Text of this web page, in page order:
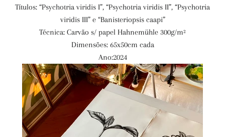
Títulos: “Psychotria viridis I”, “Psychotria viridis II”, “Psychotria
viridis III” e “Banisteriopsis caapi”
Técnica: Carvão s/ papel Hahnemühle 300g/m²
Dimensões: 65x50cm cada
Ano:2024